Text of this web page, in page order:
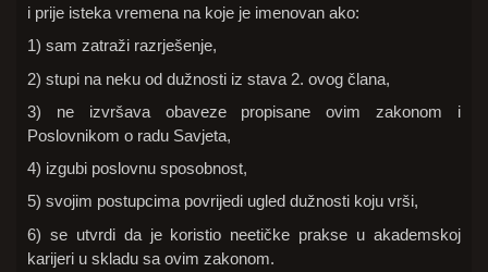
i prije isteka vremena na koje je imenovan ako:
1) sam zatraži razrješenje,
2) stupi na neku od dužnosti iz stava 2. ovog člana,
3) ne izvršava obaveze propisane ovim zakonom i
Poslovnikom o radu Savjeta,
4) izgubi poslovnu sposobnost,
5) svojim postupcima povrijedi ugled dužnosti koju vrši,
6) se utvrdi da je koristio neetičke prakse u akademskoj
karijeri u skladu sa ovim zakonom.